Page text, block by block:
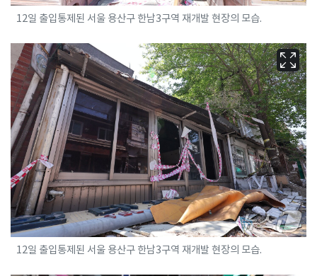
12일 출입통제된 서울 용산구 한남3구역 재개발 현장의 모습.
12일 출입통제된 서울 용산구 한남3구역 재개발 현장의 모습.